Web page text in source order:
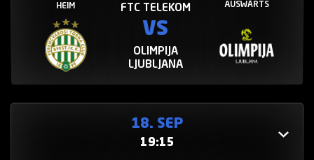
HEIM FTC TELEKOM
VS
OLIMPIJA
LJUBLJANA
AUSWÄRTS
18. SEP
19:15